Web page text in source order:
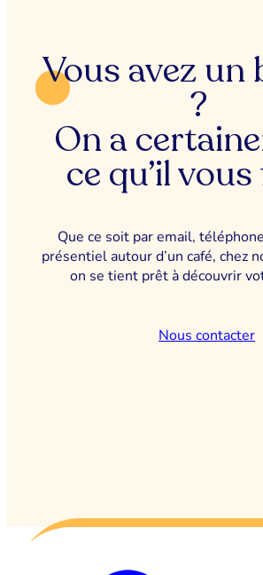
Vous avez un
?
On a
ce qu’il
Que ce soit par email,
présentiel autour d’un café, chez
on se tient prêt à découvrir
Nous contacter